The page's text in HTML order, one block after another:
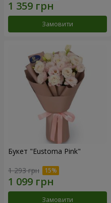
Замовити
Букет "Eustoma Pink"
1 293 грн
Замовити